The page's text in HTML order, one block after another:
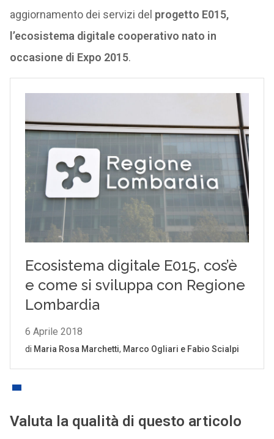
aggiornamento dei servizi del progetto E015,
l’ecosistema digitale cooperativo nato in
occasione di Expo 2015.
Valuta la qualità di questo articolo